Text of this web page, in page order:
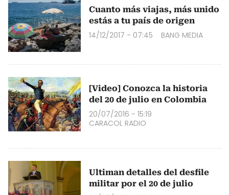
Cuanto más viajas, más unido
estás a tu país de origen
14/12/2017 - 07:45 BANG MEDIA
[Video] Conozca la historia
del 20 de julio en Colombia
20/07/2016 - 15:19
CARACOL RADIO
Ultiman detalles del desfile
militar por el 20 de julio